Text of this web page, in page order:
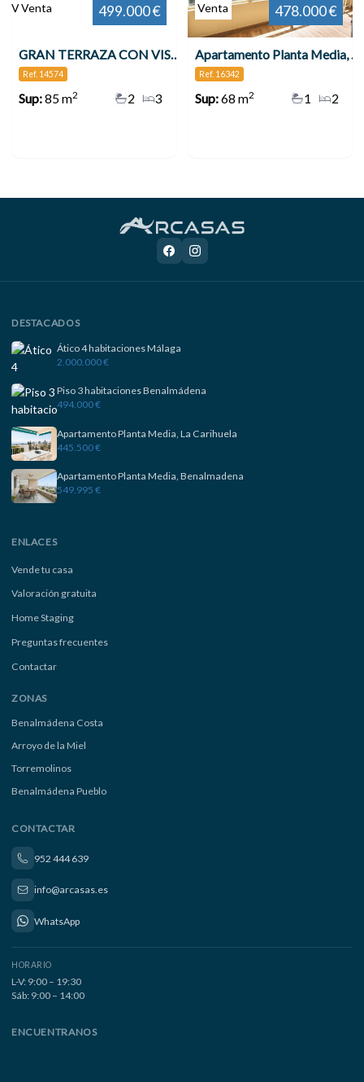
Venta 499.000 €
GRAN TERRAZA CON VISTAS AL MAR 3 DORMITORIOS TORREQUEBRADA!! , Benalmádena
Ref. 14574
Sup:85 m2 3
2
Venta 478.000 €
Apartamento Planta Media, Benalmadena
Ref. 16342
Sup:68 m2 2
1
DESTACADOS
Ático 4 habitaciones Málaga
2.000.000 €
Piso 3 habitaciones Benalmádena
494.000 €
Apartamento Planta Media, La Carihuela
445.500 €
Apartamento Planta Media, Benalmadena
549.995 €
ENLACES
Vende tu casa
Valoración gratuita
Home Staging
Preguntas frecuentes
Contactar
ZONAS
Benalmádena Costa
Arroyo de la Miel
Torremolinos
Benalmádena Pueblo
CONTACTAR
952 444 639
info@arcasas.es
WhatsApp
HORARIO
L-V: 9:00 – 19:30
Sáb: 9:00 – 14:00
ENCUENTRANOS